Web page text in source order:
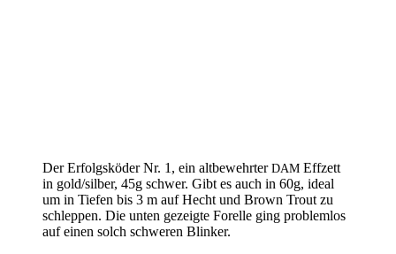
Der Erfolgs­kö­der Nr. 1, ein alt­be­wehr­terDAM Eff­zett
in gold/silber, 45g schwer. Gibt es auch in 60g, ide­al
um in Tie­fen bis 3 m auf Hecht und Brown Trout zu
schlep­pen. Die unten gezeig­te Forel­le ging pro­blem­los
auf einen solch schwe­ren Blinker.